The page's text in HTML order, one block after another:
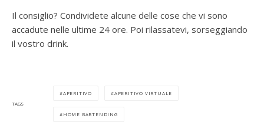
Il consiglio? Condividete alcune delle cose che vi sono
accadute nelle ultime 24 ore. Poi rilassatevi, sorseggiando
il vostro drink.
TAGS
APERITIVO APERITIVO VIRTUALE
HOME BARTENDING